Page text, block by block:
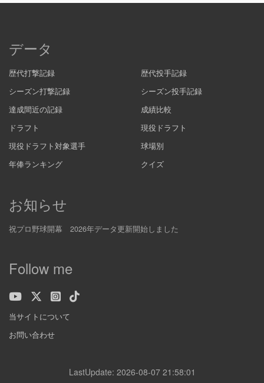
データ
歴代打撃記録
歴代投手記録
シーズン打撃記録
シーズン投手記録
達成間近の記録
成績比較
ドラフト
現役ドラフト
現役ドラフト対象選手
球場別
年俸ランキング
クイズ
お知らせ
祝プロ野球開幕 2026年データ更新開始しました
Follow me
当サイトについて
お問い合わせ
LastUpdate: 2026-08-07 21:58:01